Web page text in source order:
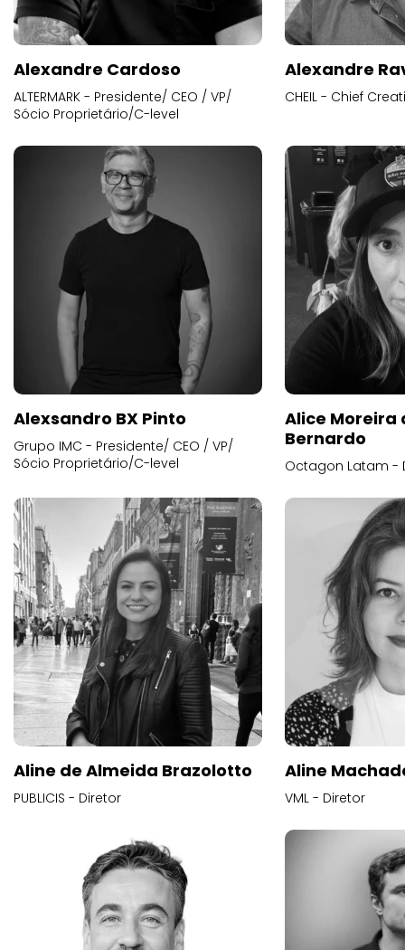
Alexandre Cardoso
ALTERMARK - Presidente/ CEO / VP/
Sócio Proprietário/C-level
Alexandre
CHEIL - Chief
Alexsandro BX Pinto
Grupo IMC - Presidente/ CEO / VP/
Sócio Proprietário/C-level
Alice
Bernardo
Octagon Latam -
Aline de Almeida Brazolotto
PUBLICIS - Diretor
Aline
VML - Diretor